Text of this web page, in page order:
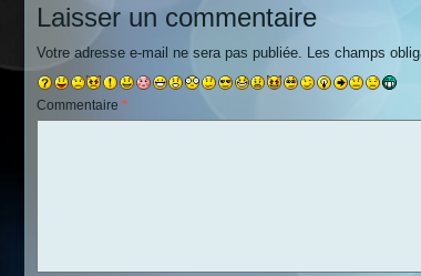
Laisser un commentaire
Votre adresse e-mail ne sera pas publiée. Les champs
Commentaire *